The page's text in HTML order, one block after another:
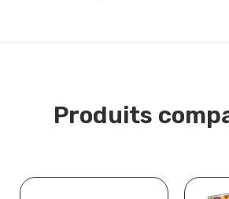
Produits